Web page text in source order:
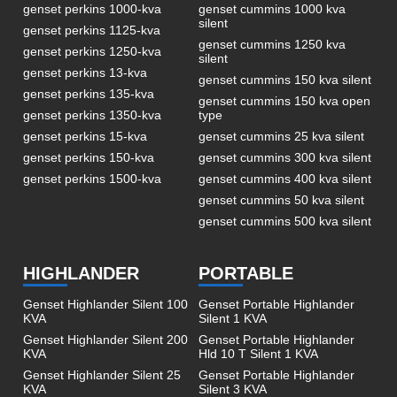
genset perkins 1000-kva
genset perkins 1125-kva
genset perkins 1250-kva
genset perkins 13-kva
genset perkins 135-kva
genset perkins 1350-kva
genset perkins 15-kva
genset perkins 150-kva
genset perkins 1500-kva
genset cummins 1000 kva
silent
genset cummins 1250 kva
silent
genset cummins 150 kva silent
genset cummins 150 kva open
type
genset cummins 25 kva silent
genset cummins 300 kva silent
genset cummins 400 kva silent
genset cummins 50 kva silent
genset cummins 500 kva silent
HIGHLANDER
Genset Highlander Silent 100
KVA
Genset Highlander Silent 200
KVA
Genset Highlander Silent 25
KVA
PORTABLE
Genset Portable Highlander
Silent 1 KVA
Genset Portable Highlander
Hld 10 T Silent 1 KVA
Genset Portable Highlander
Silent 3 KVA